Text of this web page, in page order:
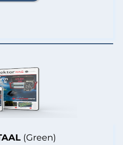
(Green)